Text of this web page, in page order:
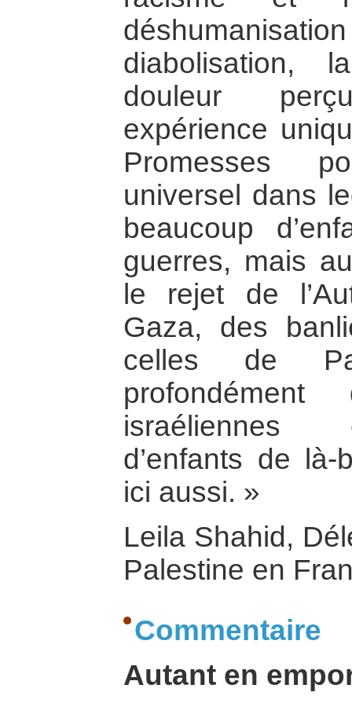
diabolisation,
douleur
expérience
Promesses
universel dans
beaucoup
guerres, mais
le rejet de
Gaza, des
celles de
israéliennes
d’enfants de
ici aussi. »
Leila Shahid,
Palestine en
Commentaire
Autant en